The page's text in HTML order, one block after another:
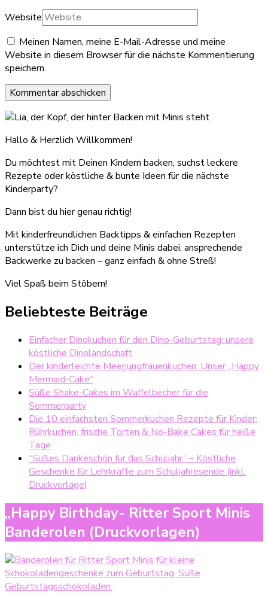
Website
Meinen Namen, meine E-Mail-Adresse und meine
Website in diesem Browser für die nächste Kommentierung
speichern.
Hallo & Herzlich Willkommen!
Du möchtest mit Deinen Kindern backen, suchst leckere
Rezepte oder köstliche & bunte Ideen für die nächste
Kinderparty?
Dann bist du hier genau richtig!
Mit kinderfreundlichen Backtipps & einfachen Rezepten
unterstütze ich Dich und deine Minis dabei, ansprechende
Backwerke zu backen – ganz einfach & ohne Streß!
Viel Spaß beim Stöbern!
Beliebteste Beiträge
Einfacher Dinokuchen für den Dino-Geburtstag: unsere
köstliche Dinolandschaft
Der kinderleichte Meerjungfrauenkuchen: Unser „Happy
Mermaid-Cake“
Süße Shake-Cakes im Waffelbecher für die
Sommerparty
Die 10 einfachsten Sommerkuchen Rezepte für Kinder:
Rührkuchen, frische Torten & No-Bake Cakes für heiße
Tage
“Süßes Dankeschön für das Schuljahr” – Köstliche
Geschenke für Lehrkräfte zum Schuljahresende (inkl.
Druckvorlage)
„Happy Birthday- Ritter Sport Minis
Banderolen (Druckvorlagen)